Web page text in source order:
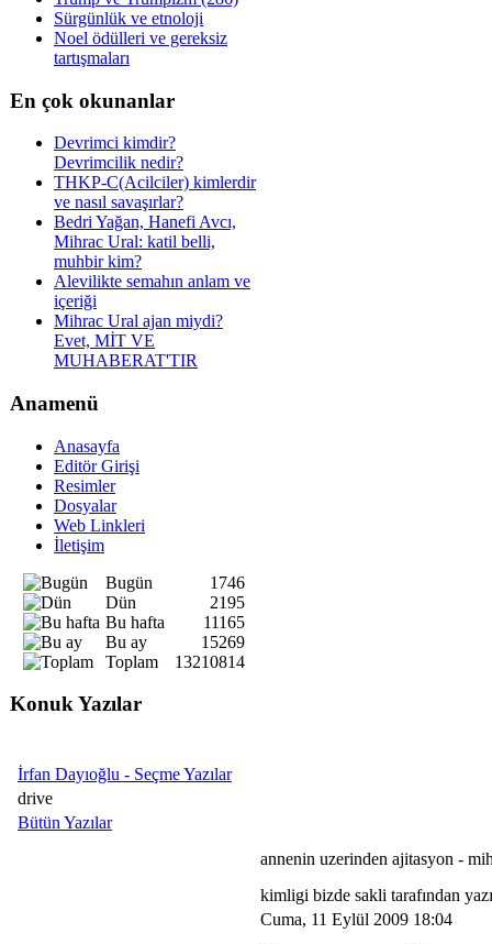
Sürgünlük ve etnoloji
Noel ödülleri ve gereksiz
tartışmaları
En çok okunanlar
Devrimci kimdir?
Devrimcilik nedir?
THKP-C(Acilciler) kimlerdir
ve nasıl savaşırlar?
Bedri Yağan, Hanefi Avcı,
Mihrac Ural: katil belli,
muhbir kim?
Alevilikte semahın anlam ve
içeriği
Mihrac Ural ajan miydi?
Evet, MİT VE
MUHABERAT'TIR
Anamenü
Anasayfa
Editör Girişi
Resimler
Dosyalar
Web Linkleri
İletişim
Bugün
1746
Dün
2195
Bu hafta
11165
Bu ay
15269
Toplam
13210814
Konuk Yazılar
İrfan Dayıoğlu - Seçme Yazılar
drive
Bütün Yazılar
annenin uzerinden ajitasyon -
kimligi bizde sakli tarafından
Cuma, 11 Eylül 2009 18:04